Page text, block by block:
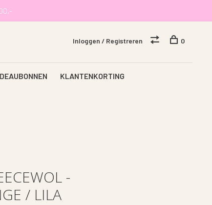
KLANTENKORTING
Inloggen / Registreren 0
-
/ LILA